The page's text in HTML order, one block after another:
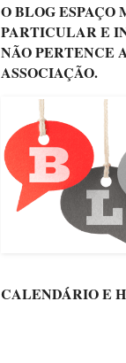
O BLOG
PARTICULAR E
NÃO PERTENCE
ASSOCIAÇÃO.
CALENDÁRIO E